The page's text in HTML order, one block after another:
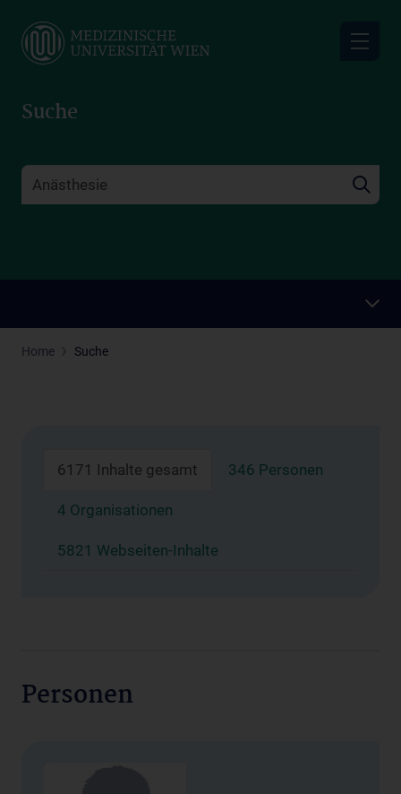
main
Suche
Home Suche
6171 Inhalte gesamt 346 Personen
4 Organisationen
5821 Webseiten-Inhalte
Personen